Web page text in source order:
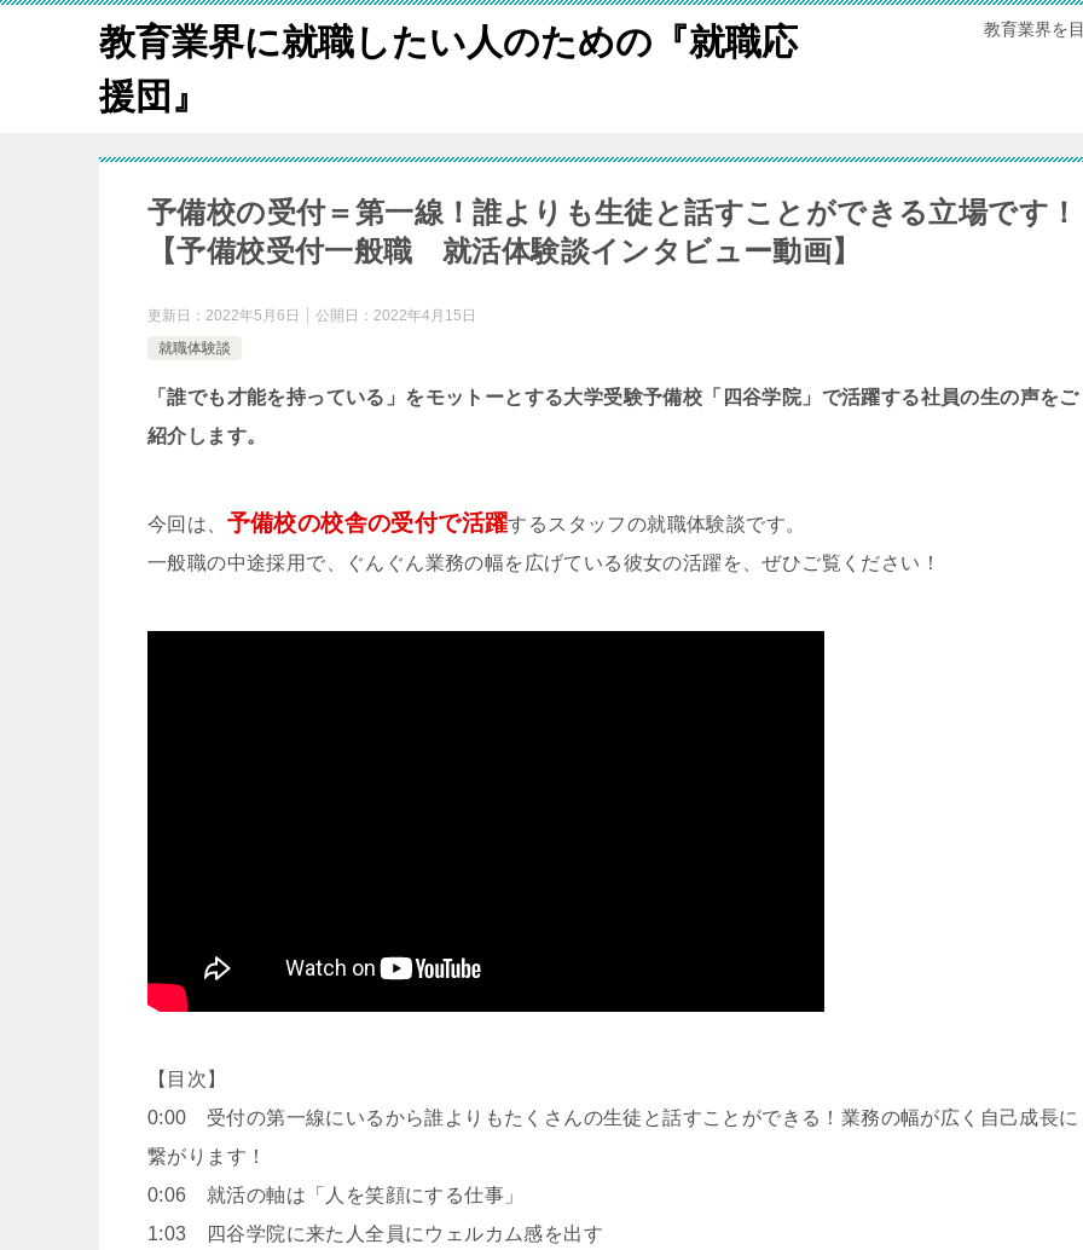
教育業界に就職したい人のための『就職応
援団』
教育業界を
予備校の受付＝第一線！誰よりも生徒と話すことができる立場です！
【予備校受付一般職 就活体験談インタビュー動画】
更新日： 2022年5月6日 公開日： 2022年4月15日
就職体験談
「誰でも才能を持っている」をモットーとする大学受験予備校「四谷学院」で活躍する社員の生の声をご
紹介します。
今回は、 予備校の校舎の受付で活躍するスタッフの就職体験談です。
一般職の中途採用で、ぐんぐん業務の幅を広げている彼女の活躍を、ぜひご覧ください！
【目次】
0:00 受付の第一線にいるから誰よりもたくさんの生徒と話すことができる！業務の幅が広く自己成長に
繋がります！
0:06 就活の軸は「人を笑顔にする仕事」
1:03 四谷学院に来た人全員にウェルカム感を出す